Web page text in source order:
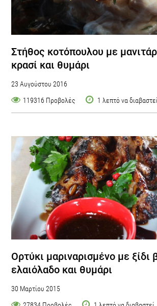
Στήθος κοτόπουλου με
κρασί και θυμάρι
23 Αυγούστου 2016
119316 Προβολές
1 λεπτό να διαβαστεί
Ορτύκι μαριναρισμένο με ξίδι
ελαιόλαδο και θυμάρι
30 Μαρτίου 2015